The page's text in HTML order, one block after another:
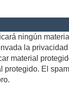
ningún
la
material
El